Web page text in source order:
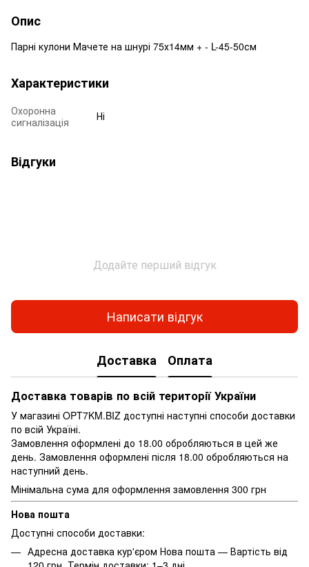
Опис
Парні кулони Мачете на шнурі 75х14мм + - L-45-50см
Характеристики
Охоронна
сигналізація
Ні
Відгуки
Додайте перший відгук
Написати відгук
Доставка Оплата
Доставка товарів по всій території України
У магазині OPT7KM.BIZ доступні наступні способи доставки
по всій Україні.
Замовлення оформлені до 18.00 обробляються в цей же
день. Замовлення оформлені після 18.00 обробляються на
наступний день.
Мінімальна сума для оформлення замовлення 300 грн
Нова пошта
Доступні способи доставки:
Адресна доставка кур'єром Нова пошта — Вартість від